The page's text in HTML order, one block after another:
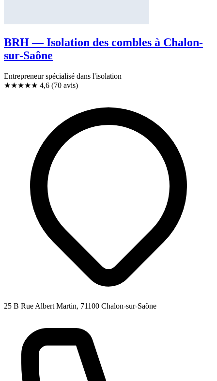
BRH — Isolation des combles à Chalon-
sur-Saône
Entrepreneur spécialisé dans l'isolation
★★★★★ 4,6 (70 avis)
25 B Rue Albert Martin, 71100 Chalon-sur-Saône